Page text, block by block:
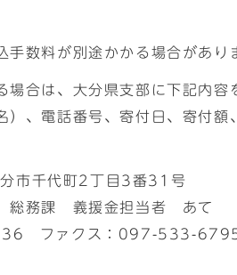
手数料が別途かかる場合があり
場合は、大分県支部に下記内容
）、電話番号、寄付日、寄付額
市千代町2丁目3番31号
総務課 義援金担当者 あて
ファクス：097-533-